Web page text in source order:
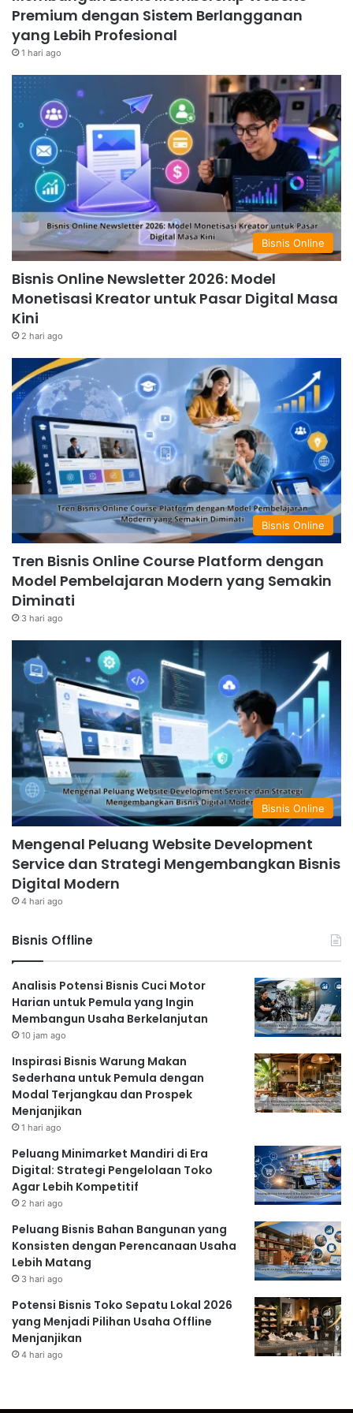
yang dinamis ini. Masa depanstartupIndonesia
cerah, asalkan tantangan-tantangan tersebut
dihadapi dengan strategi yang tepat dan
komprehensif.
Premium dengan Sistem Berlangganan
yang Lebih Profesional
1 hari ago
Bisnis Online
Bisnis Online Newsletter 2026: Model
Monetisasi Kreator untuk Pasar Digital Masa
Kini
2 hari ago
Bisnis Online
Tren Bisnis Online Course Platform dengan
Model Pembelajaran Modern yang Semakin
Diminati
3 hari ago
Bisnis Online
Mengenal Peluang Website Development
Service dan Strategi Mengembangkan Bisnis
Digital Modern
4 hari ago
Bisnis Offline
Analisis Potensi Bisnis Cuci Motor
Harian untuk Pemula yang Ingin
Membangun Usaha Berkelanjutan
10 jam ago
Inspirasi Bisnis Warung Makan
Sederhana untuk Pemula dengan
Modal Terjangkau dan Prospek
Menjanjikan
1 hari ago
Peluang Minimarket Mandiri di Era
Digital: Strategi Pengelolaan Toko
Agar Lebih Kompetitif
2 hari ago
Peluang Bisnis Bahan Bangunan yang
Konsisten dengan Perencanaan Usaha
Lebih Matang
3 hari ago
Potensi Bisnis Toko Sepatu Lokal 2026
yang Menjadi Pilihan Usaha Offline
Menjanjikan
4 hari ago